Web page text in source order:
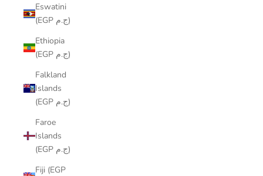
Eswatini
(EGP ج.م)
Ethiopia
(EGP ج.م)
Falkland
Islands
(EGP ج.م)
Faroe
Islands
(EGP ج.م)
Fiji (EGP